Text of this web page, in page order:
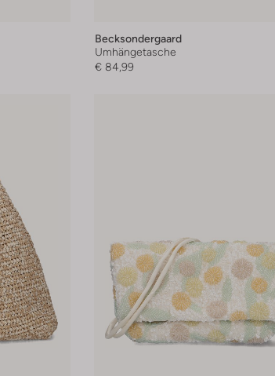
Becksondergaard
Umhängetasche
€ 84,99